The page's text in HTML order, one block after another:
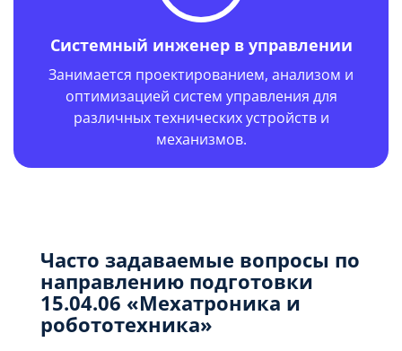
Системный инженер в управлении
Занимается проектированием, анализом и
оптимизацией систем управления для
различных технических устройств и
механизмов.
Часто задаваемые вопросы по
направлению подготовки
15.04.06 «Мехатроника и
робототехника»